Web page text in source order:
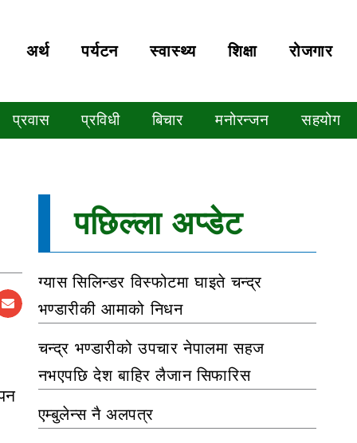
अर्थ पर्यटन स्वास्थ्य शिक्षा रोजगार
प्रवास प्रविधी बिचार मनोरन्जन सहयोग
पछिल्ला अप्डेट
ग्यास सिलिन्डर विस्फोटमा घाइते चन्द्र
भण्डारीकी आमाको निधन
चन्द्र भण्डारीको उपचार नेपालमा सहज
नभएपछि देश बाहिर लैजान सिफारिस
एम्बुलेन्स नै अलपत्र